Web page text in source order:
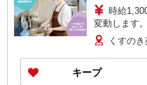
時給1,300円以上 ※経験
変動します
により時給
志）：あり
くすの
キープ